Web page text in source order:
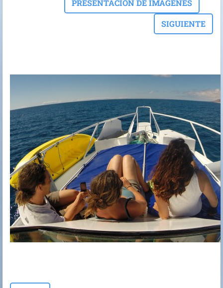
PRESENTACIÓN DE IMÁGENES
SIGUIENTE